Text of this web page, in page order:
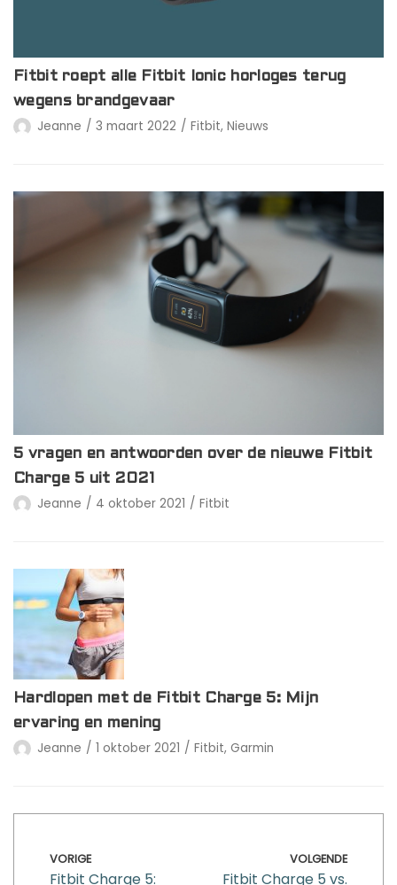
Fitbit roept alle Fitbit Ionic horloges terug
wegens brandgevaar
Jeanne 3 maart 2022 Fitbit, Nieuws
5 vragen en antwoorden over de nieuwe Fitbit
Charge 5 uit 2021
Jeanne 4 oktober 2021 Fitbit
Hardlopen met de Fitbit Charge 5: Mijn
ervaring en mening
Jeanne 1 oktober 2021 Fitbit, Garmin
VORIGE
Fitbit Charge 5:
VOLGENDE
Fitbit Charge 5 vs.